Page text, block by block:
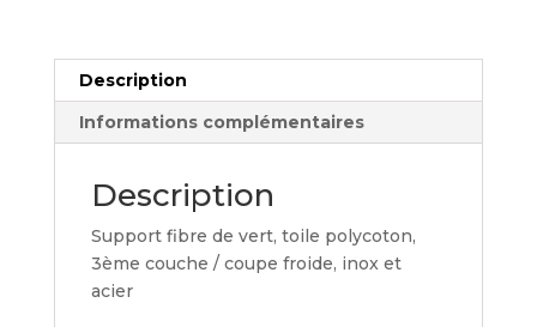
Description
Informations complémentaires
Description
Support fibre de vert, toile polycoton,
3ème couche / coupe froide, inox et
acier